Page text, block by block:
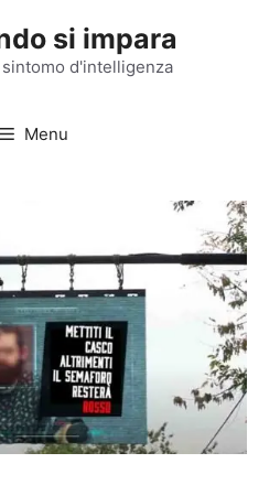
si impara
d'intelligenza
Menu